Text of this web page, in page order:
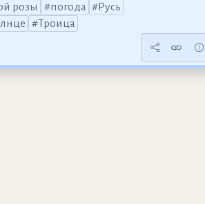
розы погода
Русь
Троица